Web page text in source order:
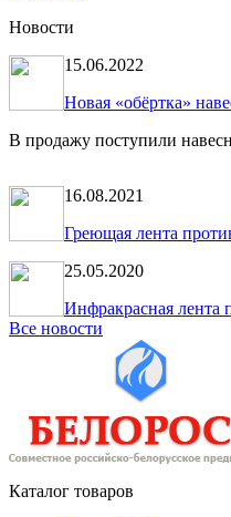
Новости
15.06.2022
Новая «обёртка»
В продажу поступили
16.08.2021
Греющая лента
25.05.2020
Инфракрасная
Все новости
Каталог товаров